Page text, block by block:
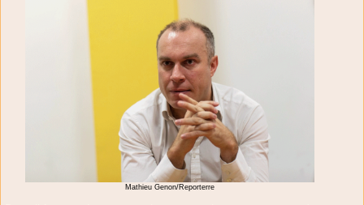
Mathieu Genon/Reporterre